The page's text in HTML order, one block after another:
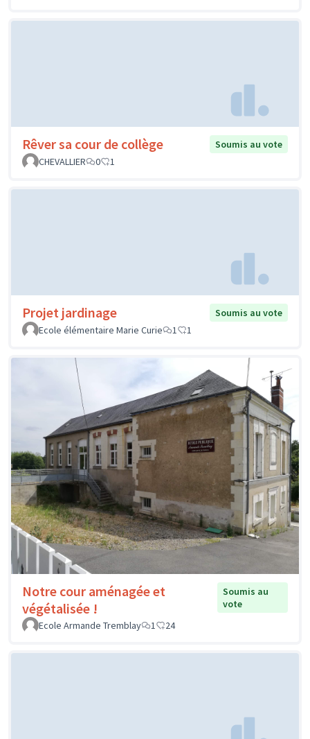
Rêver sa cour de collège
Soumis au vote
CHEVALLIER
0 1
Projet jardinage
Soumis au vote
Ecole élémentaire Marie Curie
1 1
Notre cour aménagée et
végétalisée !
Soumis au
vote
Ecole Armande Tremblay
1 24